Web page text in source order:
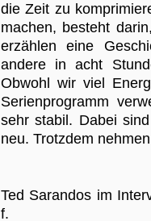
die Zeit zu
machen, besteht
erzählen eine
andere in acht
Obwohl wir viel
Serienprogramm
sehr stabil. Dabei
neu. Trotzdem
Ted Sarandos im
f.